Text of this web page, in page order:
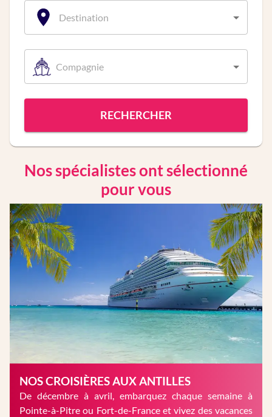
Destination
Compagnie
RECHERCHER
Nos spécialistes ont sélectionné
pour vous
NOS CROISIÈRES AUX ANTILLES
De décembre à avril, embarquez chaque semaine à
Pointe-à-Pitre ou Fort-de-France et vivez des vacances